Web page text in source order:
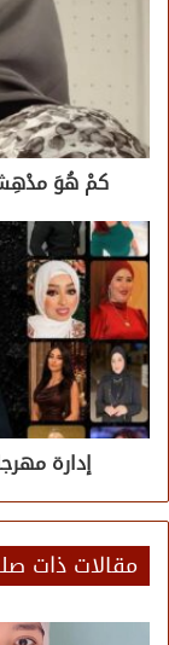
كمْ هُوَ
إدارة
مقالات ذات